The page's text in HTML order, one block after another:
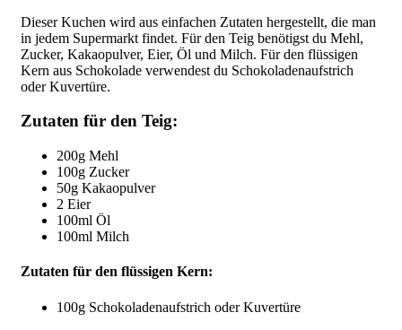
Dieser Kuchen wird aus einfachen Zutaten hergestellt, die man
in jedem Supermarkt findet. Für den Teig benötigst du Mehl,
Zucker, Kakaopulver, Eier, Öl und Milch. Für den flüssigen
Kern aus Schokolade verwendest du Schokoladenaufstrich
oder Kuvertüre.
Zutaten für den Teig:
200g Mehl
100g Zucker
50g Kakaopulver
2 Eier
100ml Öl
100ml Milch
Zutaten für den flüssigen Kern:
100g Schokoladenaufstrich oder Kuvertüre